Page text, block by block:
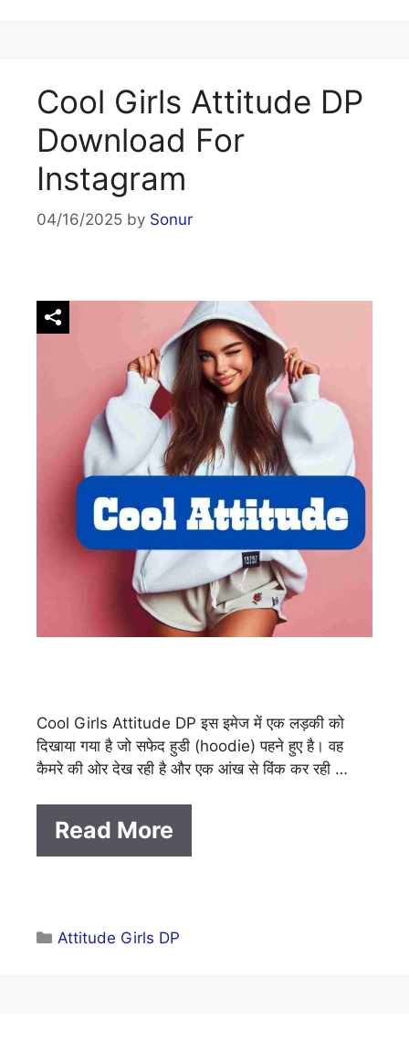
Cool Girls Attitude DP
Download For
Instagram
04/16/2025 by Sonur
Cool Girls Attitude DP इस इमेज में एक लड़की को
दिखाया गया है जो सफेद हुडी (hoodie) पहने हुए है। वह
कैमरे की ओर देख रही है और एक आंख से विंक कर रही …
Read More
Categories
Attitude Girls DP